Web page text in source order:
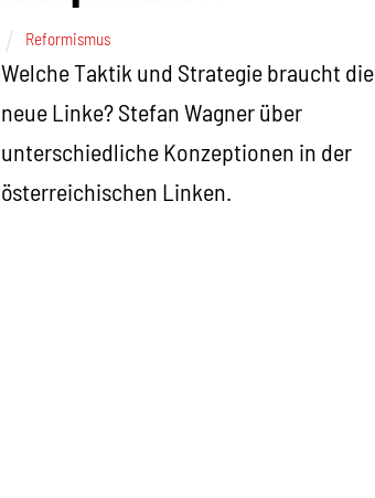
Reformismus
Welche Taktik und Strategie braucht die
neue Linke? Stefan Wagner über
unterschiedliche Konzeptionen in der
österreichischen Linken.